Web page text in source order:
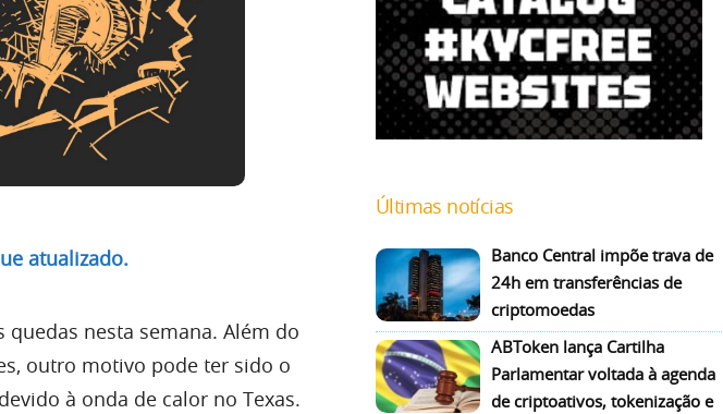
atualizado.
nesta semana. Além do
outro motivo pode ter sido o
à onda de calor no Texas.
Últimas notícias
Banco Central impõe trava de
24h em transferências de
criptomoedas
ABToken lança Cartilha
Parlamentar voltada à agenda
de criptoativos, tokenização e